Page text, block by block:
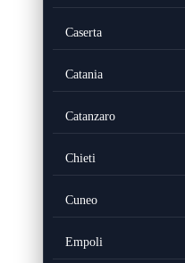
Caserta
Catania
Catanzaro
Chieti
Cuneo
Empoli